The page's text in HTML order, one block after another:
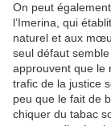
On peut
l’Imerina, qui
naturel et aux
seul défaut
approuvent que le
trafic de la justice
peu que le fait de
chiquer du tabac